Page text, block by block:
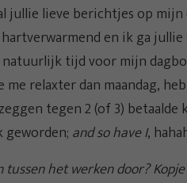
jullie lieve berichtjes op mijn
en ik ga jullie
tijd voor mijn
relaxter dan maandag,
tegen 2 (of 3) betaalde
geworden; and so have I,
het werken door?